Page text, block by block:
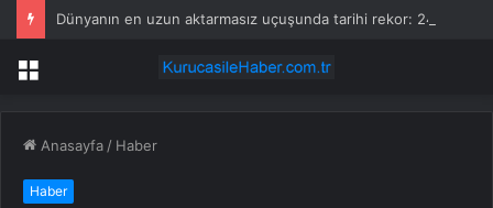
Menü
Anasayfa / Haber
Haber